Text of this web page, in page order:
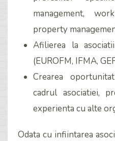
management,
property
Afilierea la
(EUROFM, IFMA,
Crearea
cadrul asociatiei,
experienta cu alte
Odata cu infiintarea